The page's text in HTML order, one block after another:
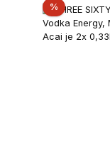
%Rabatt